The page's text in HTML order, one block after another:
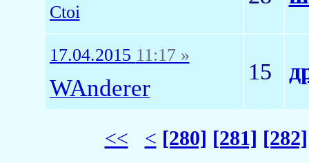
Ctoi
17.04.2015 11:17 »
WAnderer
15
<< < [280] [281] [282]